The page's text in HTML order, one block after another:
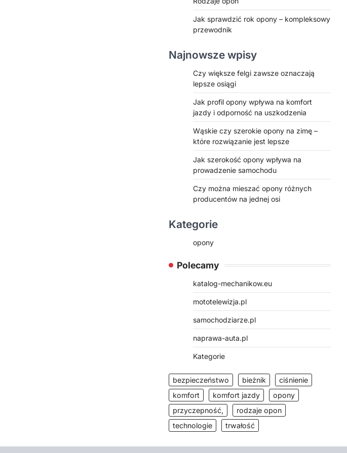
Jak sprawdzić rok opony – kompleksowy
przewodnik
Najnowsze wpisy
Czy większe felgi zawsze oznaczają
lepsze osiągi
Jak profil opony wpływa na komfort
jazdy i odporność na uszkodzenia
Wąskie czy szerokie opony na zimę –
które rozwiązanie jest lepsze
Jak szerokość opony wpływa na
prowadzenie samochodu
Czy można mieszać opony różnych
producentów na jednej osi
Kategorie
opony
Polecamy
katalog-mechanikow.eu
mototelewizja.pl
samochodziarze.pl
naprawa-auta.pl
Kategorie
bezpieczeństwo bieżnik
ciśnienie
komfort
komfort jazdy
opony
przyczepność,
rodzaje opon
technologie
trwałość